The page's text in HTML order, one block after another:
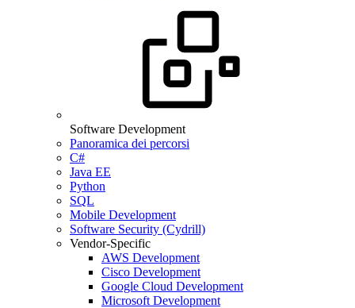
Software Development
Panoramica dei percorsi
C#
Java EE
Python
SQL
Mobile Development
Software Security (Cydrill)
Vendor-Specific
AWS Development
Cisco Development
Google Cloud Development
Microsoft Development